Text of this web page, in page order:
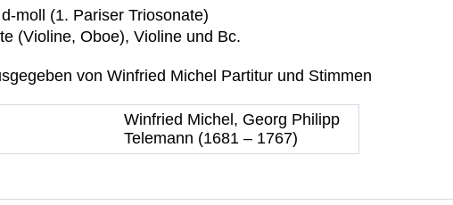
moll (1. Pariser Triosonate)
(Violine, Oboe), Violine und Bc.
von Winfried Michel Partitur und Stimmen
Winfried Michel, Georg Philipp
Telemann (1681 – 1767)